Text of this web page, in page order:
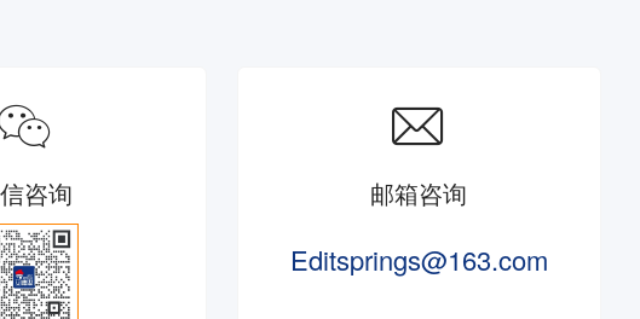
咨询

邮箱咨询
Editsprings@163.com